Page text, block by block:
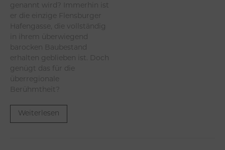
genannt wird? Immerhin ist
er die einzige Flensburger
Hafengasse, die vollständig
in ihrem überwiegend
barocken Baubestand
erhalten geblieben ist. Doch
genügt das für die
überregionale
Berühmtheit?
Weiterlesen